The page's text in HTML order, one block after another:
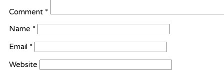
Comment *
Name *
Email *
Website